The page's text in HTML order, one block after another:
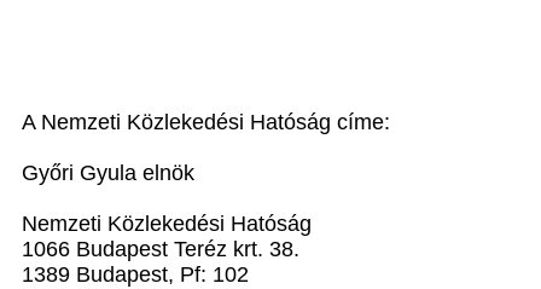
A Nemzeti Közlekedési Hatóság címe:
Győri Gyula elnök
Nemzeti Közlekedési Hatóság
1066 Budapest Teréz krt. 38.
1389 Budapest, Pf: 102